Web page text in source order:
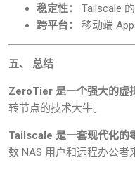
稳定性：
Tailscale 的
跨平台：
移动端 App
五、 总结
ZeroTier 是一个强大的虚
转节点的技术大牛。
Tailscale 是一套现代化的
数 NAS 用户和远程办公者